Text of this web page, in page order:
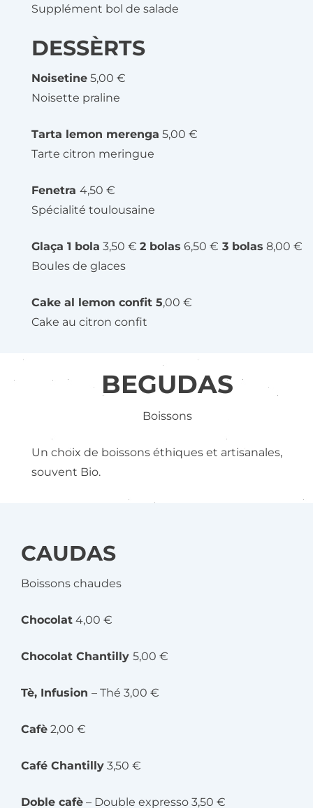
Supplément bol de salade
DESSÈRTS
Noisetine 5,00 €
Noisette praline
Tarta lemon merenga 5,00 €
Tarte citron meringue
Fenetra 4,50 €
Spécialité toulousaine
Glaça 1 bola 3,50 € 2 bolas 6,50 € 3 bolas 8,00 €
Boules de glaces
Cake al lemon confit 5,00 €
Cake au citron confit
BEGUDAS
Boissons
Un choix de boissons éthiques et artisanales,
souvent Bio.
CAUDAS
Boissons chaudes
Chocolat 4,00 €
Chocolat Chantilly 5,00 €
Tè, Infusion – Thé 3,00 €
Cafè 2,00 €
Café Chantilly 3,50 €
Doble cafè – Double expresso 3,50 €